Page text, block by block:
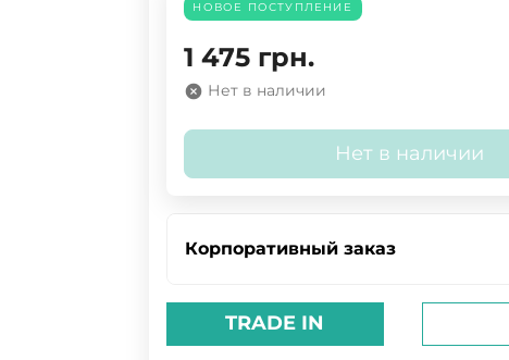
НОВОЕ ПОСТУПЛЕНИЕ
1 475 грн.
Нет в наличии
Нет в наличии
Корпоративный заказ
TRADE IN